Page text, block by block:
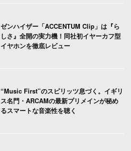
ゼンハイザー「ACCENTUM Clip」は『ら
しさ』全開の実力機！同社初イヤーカフ型
イヤホンを徹底レビュー
“Music First”のスピリッツ息づく。イギリ
ス名門・ARCAMの最新プリメインが秘め
るスマートな音楽性を聴く